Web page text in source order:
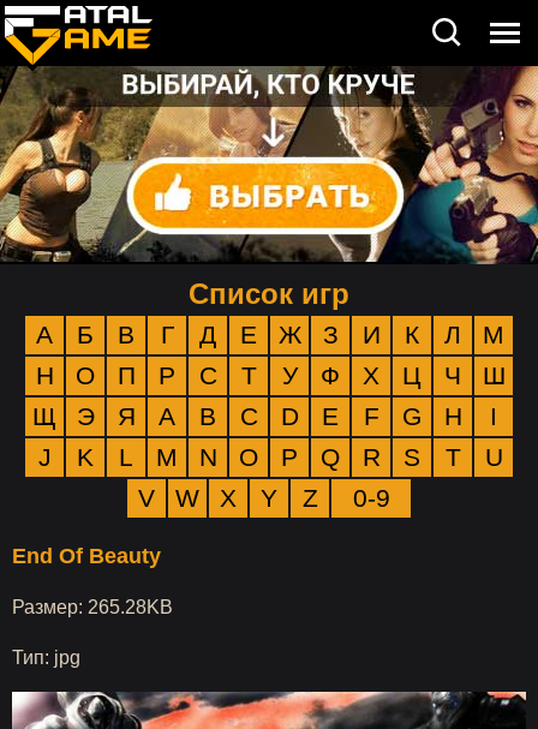
Список игр
А Б В Г Д Е Ж З И К Л
М
Н
О П Р С Т У Ф Х Ц Ч
Ш
Щ
Э Я A B C D E F G H
I
J
K L M N O P Q R S T
U
V
W X Y Z 0-9
End Of Beauty
Размер: 265.28KB
Тип: jpg